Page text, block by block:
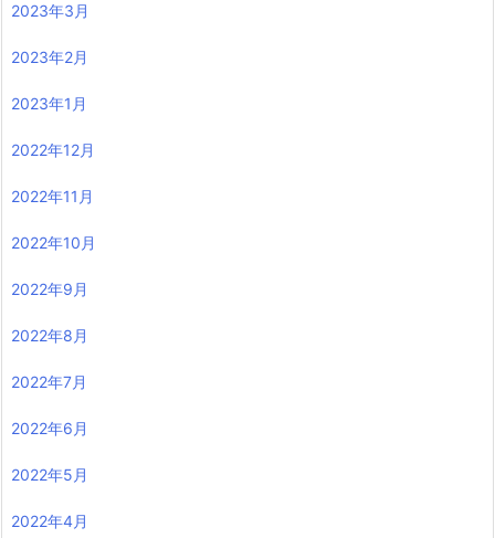
2023年3月
2023年2月
2023年1月
2022年12月
2022年11月
2022年10月
2022年9月
2022年8月
2022年7月
2022年6月
2022年5月
2022年4月